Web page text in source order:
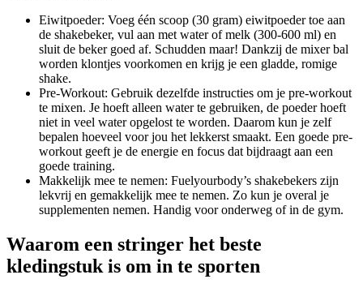
Eiwitpoeder: Voeg één scoop (30 gram) eiwitpoeder toe aan
de shakebeker, vul aan met water of melk (300-600 ml) en
sluit de beker goed af. Schudden maar! Dankzij de mixer bal
worden klontjes voorkomen en krijg je een gladde, romige
shake.
Pre-Workout: Gebruik dezelfde instructies om je pre-workout
te mixen. Je hoeft alleen water te gebruiken, de poeder hoeft
niet in veel water opgelost te worden. Daarom kun je zelf
bepalen hoeveel voor jou het lekkerst smaakt. Een goede pre-
workout geeft je de energie en focus dat bijdraagt aan een
goede training.
Makkelijk mee te nemen: Fuelyourbody’s shakebekers zijn
lekvrij en gemakkelijk mee te nemen. Zo kun je overal je
supplementen nemen. Handig voor onderweg of in de gym.
Waarom een stringer het beste
kledingstuk is om in te sporten